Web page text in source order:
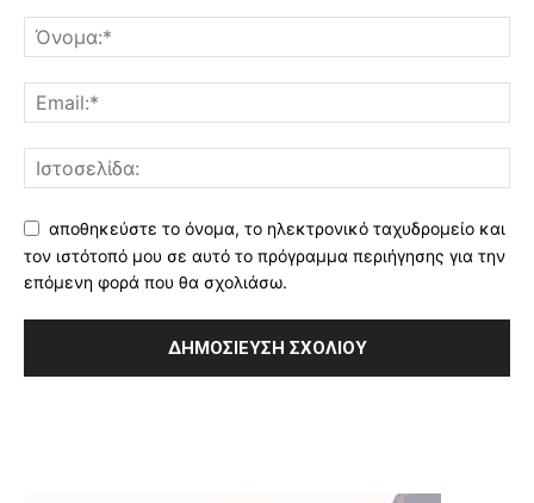
αποθηκεύστε το όνομα, το ηλεκτρονικό ταχυδρομείο και
τον ιστότοπό μου σε αυτό το πρόγραμμα περιήγησης για την
επόμενη φορά που θα σχολιάσω.